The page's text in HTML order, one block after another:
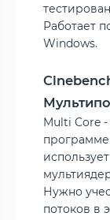
Работает
Windows.
Multi Core
программе
Нужно
потоков в